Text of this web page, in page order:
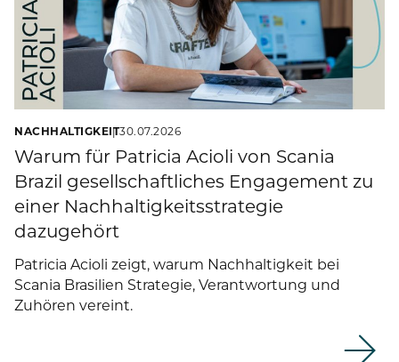
NACHHALTIGKEIT30.07.2026
Warum für Patricia Acioli von Scania
Brazil gesellschaftliches Engagement zu
einer Nachhaltigkeitsstrategie
dazugehört
Patricia Acioli zeigt, warum Nachhaltigkeit bei
Scania Brasilien Strategie, Verantwortung und
Zuhören vereint.